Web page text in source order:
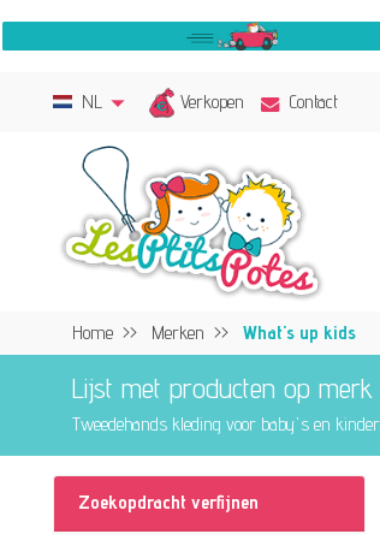
NL Verkopen Contact
Home Merken What's up kids
Lijst met producten op
Tweedehands kleding voor baby's en
Zoekopdracht verfijnen